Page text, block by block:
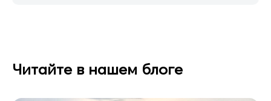
Читайте в нашем блоге